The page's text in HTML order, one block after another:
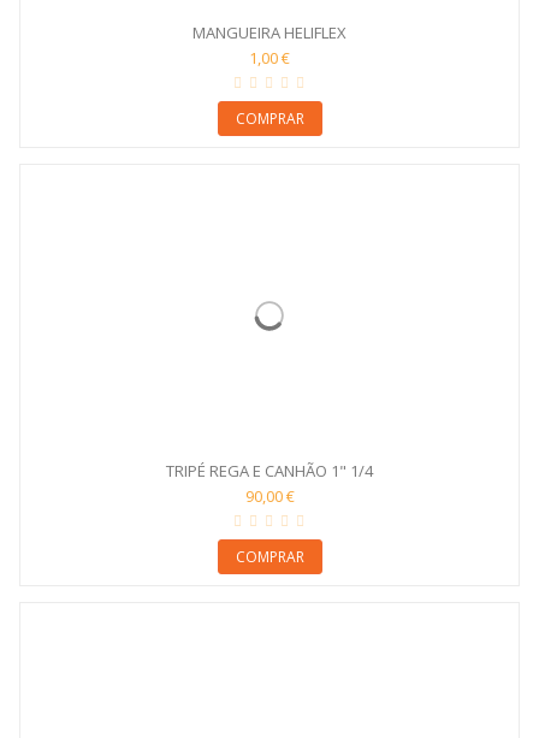
MANGUEIRA HELIFLEX
1,00 €
COMPRAR
TRIPÉ REGA E CANHÃO 1" 1/4
90,00 €
COMPRAR